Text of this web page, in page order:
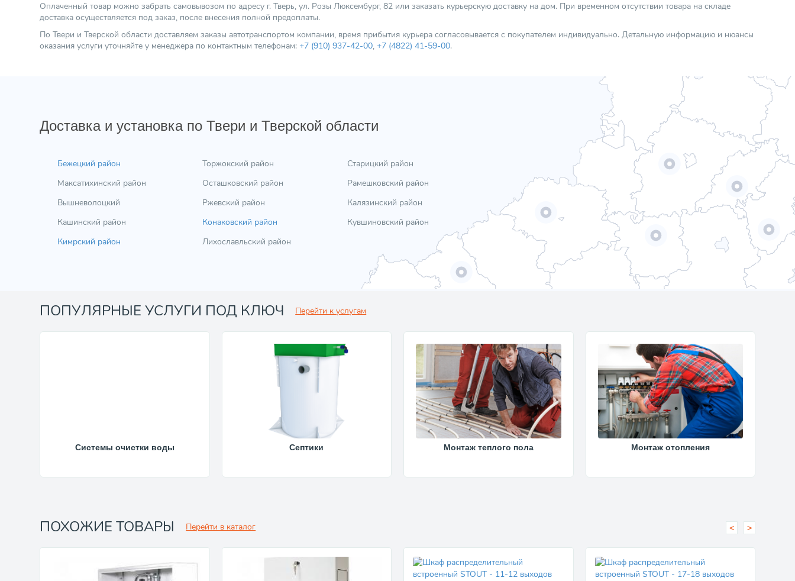
Оплаченный товар можно забрать самовывозом по адресу г. Тверь, ул. Розы Люксембург, 82 или заказать курьерскую доставку на дом. При временном отсутствии товара на складе
доставка осуществляется под заказ, после внесения полной предоплаты.
По Твери и Тверской области доставляем заказы автотранспортом компании, время прибытия курьера согласовывается с покупателем индивидуально. Детальную информацию и нюансы
оказания услуги уточняйте у менеджера по контактным телефонам: +7 (910) 937-42-00, +7 (4822) 41-59-00.
Доставка и установка по Твери и Тверской области
Бежецкий район
Максатихинский район
Вышневолоцкий
Кашинский район
Кимрский район
Торжокский район
Осташковский район
Ржевский район
Конаковский район
Лихославльский район
Старицкий район
Рамешковский район
Калязинский район
Кувшиновский район
ПОПУЛЯРНЫЕ УСЛУГИ ПОД КЛЮЧ Перейти к услугам
Системы очистки воды Септики Монтаж теплого пола Монтаж отопления
ПОХОЖИЕ ТОВАРЫ Перейти в каталог < >